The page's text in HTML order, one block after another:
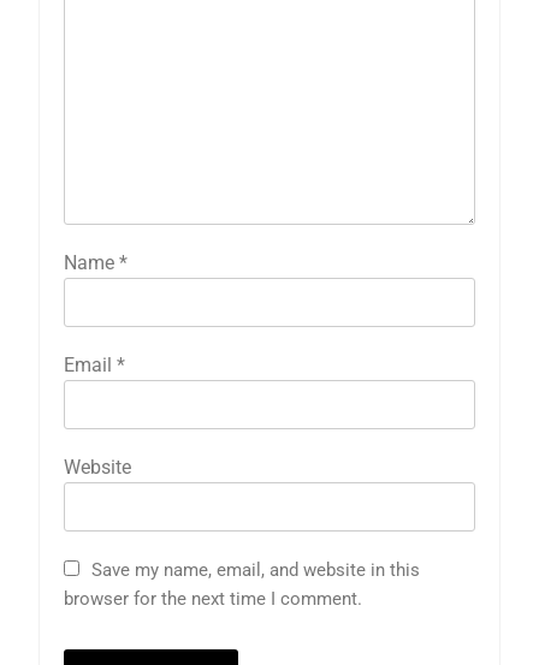
Name *
Email *
Website
Save my name, email, and website in this
browser for the next time I comment.